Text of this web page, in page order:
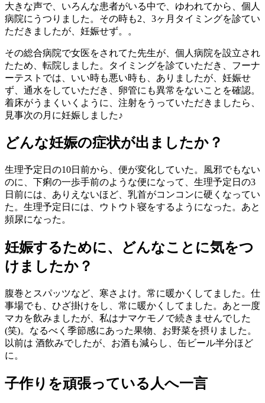
大きな声で、いろんな患者がいる中で、ゆわれてから、個人
病院にうつりました。その時も2、3ヶ月タイミングを診てい
ただきましたが、妊娠せず。。
その総合病院で女医をされてた先生が、個人病院を設立され
たため、転院しました。タイミングを診ていただき、フーナ
ーテストでは、いい時も悪い時も、ありましたが、妊娠せ
ず、通水をしていただき、卵管にも異常をないことを確認。
着床がうまくいくように、注射をうっていただきましたら、
見事次の月に妊娠しました♪
どんな妊娠の症状が出ましたか？
生理予定日の10日前から、便が変化していた。風邪でもない
のに、下痢の一歩手前のような便になって、生理予定日の3
日前には、ありえないほど、乳首がコンコンに硬くなってい
た。生理予定日には、ウトウト寝をするようになった。あと
頻尿になった。
妊娠するために、どんなことに気をつ
けましたか？
腹巻とスパッツなど、寒さよけ。常に暖かくしてました。仕
事場でも、ひざ掛けをし、常に暖かくしてました。あと一度
マカを飲みましたが、私はナマケモノで続きませんでした
(笑)。なるべく季節感にあった果物、お野菜を摂りました。
以前は 酒飲みでしたが、お酒も減らし、缶ビール半分ほど
に。
子作りを頑張っている人へ一言